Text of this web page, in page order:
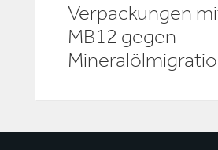
Verpackungen
MB12 gegen